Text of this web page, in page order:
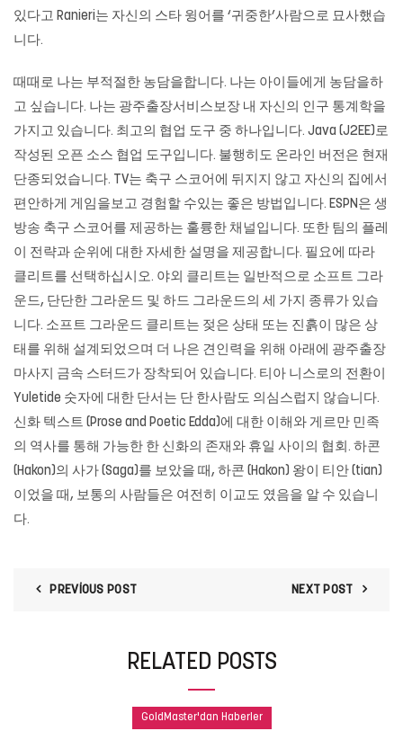
있다고 Ranieri는 자신의 스타 윙어를 ‘귀중한’사람으로 묘사했습
니다.
때때로 나는 부적절한 농담을합니다. 나는 아이들에게 농담을하
고 싶습니다. 나는 광주출장서비스보장 내 자신의 인구 통계학을
가지고 있습니다. 최고의 협업 도구 중 하나입니다. Java (J2EE)로
작성된 오픈 소스 협업 도구입니다. 불행히도 온라인 버전은 현재
단종되었습니다. TV는 축구 스코어에 뒤지지 않고 자신의 집에서
편안하게 게임을보고 경험할 수있는 좋은 방법입니다. ESPN은 생
방송 축구 스코어를 제공하는 훌륭한 채널입니다. 또한 팀의 플레
이 전략과 순위에 대한 자세한 설명을 제공합니다. 필요에 따라
클리트를 선택하십시오. 야외 클리트는 일반적으로 소프트 그라
운드, 단단한 그라운드 및 하드 그라운드의 세 가지 종류가 있습
니다. 소프트 그라운드 클리트는 젖은 상태 또는 진흙이 많은 상
태를 위해 설계되었으며 더 나은 견인력을 위해 아래에 광주출장
마사지 금속 스터드가 장착되어 있습니다. 티아 니스로의 전환이
Yuletide 숫자에 대한 단서는 단 한사람도 의심스럽지 않습니다.
신화 텍스트 (Prose and Poetic Edda)에 대한 이해와 게르만 민족
의 역사를 통해 가능한 한 신화의 존재와 휴일 사이의 협회. 하콘
(Hakon)의 사가 (Saga)를 보았을 때, 하콘 (Hakon) 왕이 티안 (tian)
이었을 때, 보통의 사람들은 여전히 ​​이교도 였음을 알 수 있습니
다.
PREVIOUS POST NEXT POST
RELATED POSTS
GoldMaster'dan Haberler